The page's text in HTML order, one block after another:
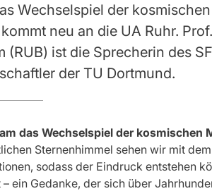
Wechselspiel der
kommt neu an die UA Ruhr.
(RUB) ist die Sprecherin des
der TU Dortmund.
das Wechselspiel der kosmischen
Sternenhimmel sehen wir mit
sodass der Eindruck entstehen
– ein Gedanke, der sich über